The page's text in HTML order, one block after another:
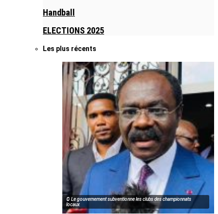
Handball
ELECTIONS 2025
Les plus récents
© Le gouvernement subventionne les clubs des championnats
locaux